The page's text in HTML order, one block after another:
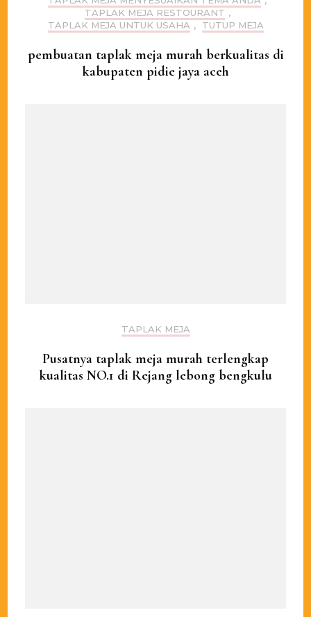
TAPLAK MEJA RESTOURANT ,
TAPLAK MEJA UNTUK USAHA , TUTUP MEJA
pembuatan taplak meja murah berkualitas di
kabupaten pidie jaya aceh
TAPLAK MEJA
Pusatnya taplak meja murah terlengkap
kualitas NO.1 di Rejang lebong bengkulu